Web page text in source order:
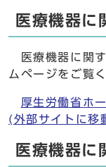
医療機器に
医療機器に関す
ムページをご覧
厚生労働省ホ
(外部サイトに移
医療機器に